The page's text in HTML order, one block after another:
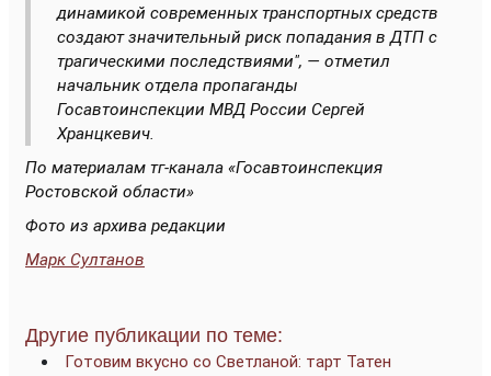
динамикой современных транспортных средств
создают значительный риск попадания в ДТП с
трагическими последствиями", — отметил
начальник отдела пропаганды
Госавтоинспекции МВД России Сергей
Хранцкевич.
По материалам тг-канала «Госавтоинспекция
Ростовской области»
Фото из архива редакции
Марк Султанов
Другие публикации по теме:
Готовим вкусно со Светланой: тарт Татен